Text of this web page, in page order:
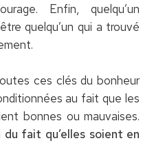
Enfin, quelqu’un
quelqu’un qui a trouvé
ces clés du bonheur
au fait que les
bonnes ou mauvaises.
fait qu’elles soient en